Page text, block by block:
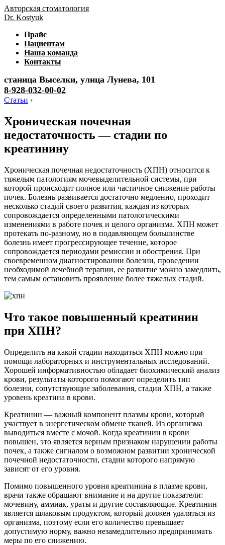
Авторская стоматология
Dr. Kostyuk
Прайс
Пациентам
Наша команда
Контакты
станица Выселки, улица Лунева, 101
8-928-032-00-02
Статьи ›
Хроническая почечная
недостаточность — стадии по
креатинину
Хроническая почечная недостаточность (ХПН) относится к
тяжелым патологиям мочевыделительной системы, при
которой происходит полное или частичное снижение работы
почек. Болезнь развивается достаточно медленно, проходит
несколько стадий своего развития, каждая из которых
сопровождается определенными патологическими
изменениями в работе почек и целого организма. ХПН может
протекать по-разному, но в подавляющем большинстве
болезнь имеет прогрессирующее течение, которое
сопровождается периодами ремиссии и обострения. При
своевременном диагностировании болезни, проведении
необходимой лечебной терапии, ее развитие можно замедлить,
тем самым остановить проявление более тяжелых стадий.
Что такое повышенный креатинин
при ХПН?
Определить на какой стадии находиться ХПН можно при
помощи лабораторных и инструментальных исследований.
Хорошей информативностью обладает биохимический анализ
крови, результаты которого помогают определить тип
болезни, сопутствующие заболевания, стадии ХПН, а также
уровень креатина в крови.
Креатинин — важный компонент плазмы крови, который
участвует в энергетическом обмене тканей. Из организма
выводиться вместе с мочой. Когда креатинин в крови
повышен, это является верным признаком нарушении работы
почек, а также сигналом о возможном развитии хронической
почечной недостаточности, стадии которого напрямую
зависят от его уровня.
Помимо повышенного уровня креатинина в плазме крови,
врачи также обращают внимание и на другие показатели:
мочевину, аммиак, ураты и другие составляющие. Креатинин
является шлаковым продуктом, который должен удаляться из
организма, поэтому если его количество превышает
допустимую норму, важно незамедлительно предпринимать
меры по его снижению.